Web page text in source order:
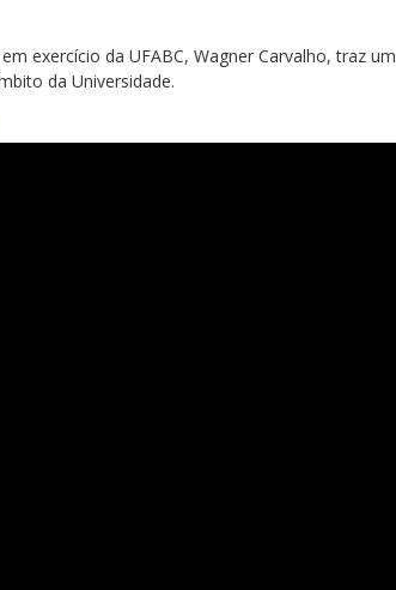
exercício da UFABC, Wagner Carvalho, traz um
da Universidade.